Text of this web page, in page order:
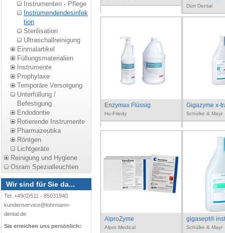
Instrumenten - Pflege
Instrumendendesinfek
tion
Sterilisation
Ultraschallreinigung
Einmalartikel
Füllungsmaterialien
Instrumente
Prophylaxe
Temporäre Versorgung
Unterfüllung /
Befestigung
Endodontie
Rotierende Instrumente
Pharmazeutika
Röntgen
Lichtgeräte
Reinigung und Hygiene
Osram Spezialleuchten
Wir sind für Sie da...
Tel: +49(0)511 - 85031940
kundenservice@lohrmann-
dental.de
Sie erreichen uns persönlich:
Dürr Dental
Enzymax Flüssig
Hu-Friedy
Gigazyme x-
Schülke & Mayr
AlproZyme
Alpro Medical
gigasept®
Schülke & Mayr